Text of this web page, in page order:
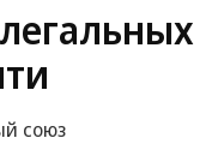
союз